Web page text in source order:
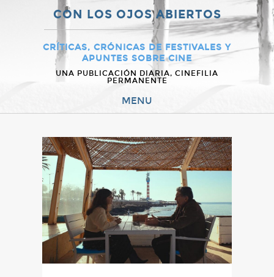
CON LOS OJOS ABIERTOS
CRÍTICAS, CRÓNICAS DE FESTIVALES Y
APUNTES SOBRE CINE
UNA PUBLICACIÓN DIARIA, CINEFILIA
PERMANENTE
MENU